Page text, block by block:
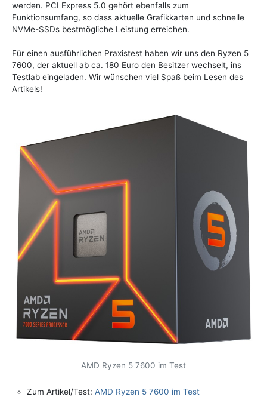
werden. PCI Express 5.0 gehört ebenfalls zum
Funktionsumfang, so dass aktuelle Grafikkarten und schnelle
NVMe-SSDs bestmögliche Leistung erreichen.
Für einen ausführlichen Praxistest haben wir uns den Ryzen 5
7600, der aktuell ab ca. 180 Euro den Besitzer wechselt, ins
Testlab eingeladen. Wir wünschen viel Spaß beim Lesen des
Artikels!
AMD Ryzen 5 7600 im Test
Zum Artikel/Test: AMD Ryzen 5 7600 im Test